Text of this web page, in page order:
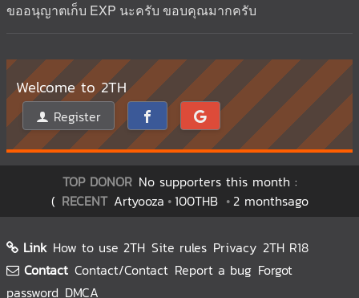
ขออนุญาตเก็บ EXP นะครับ ขอบคุณมากครับ
Welcome to 2TH
Register
TOP DONOR No supporters this month :
( RECENT Artyooza 100THB 2 monthsago
Link How to use 2TH Site rules Privacy 2TH R18
Contact Contact/Contact Report a bug Forgot
password DMCA